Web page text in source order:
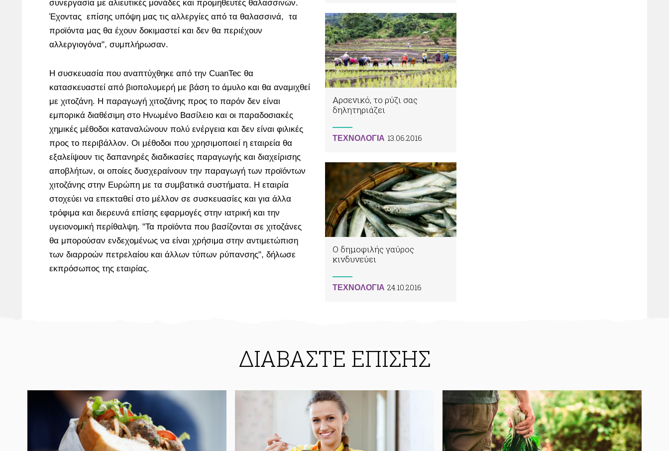
συνεργασία με αλιευτικές μονάδες και προμηθευτές θαλασσινών.
Έχοντας επίσης υπόψη μας τις αλλεργίες από τα θαλασσινά, τα
προϊόντα μας θα έχουν δοκιμαστεί και δεν θα περιέχουν
αλλεργιογόνα", συμπλήρωσαν.
Η συσκευασία που αναπτύχθηκε από την CuanTec θα
κατασκευαστεί από βιοπολυμερή με βάση το άμυλο και θα αναμιχθεί
με χιτοζάνη. Η παραγωγή χιτοζάνης προς το παρόν δεν είναι
εμπορικά διαθέσιμη στο Ηνωμένο Βασίλειο και οι παραδοσιακές
χημικές μέθοδοι καταναλώνουν πολύ ενέργεια και δεν είναι φιλικές
προς το περιβάλλον. Οι μέθοδοι που χρησιμοποιεί η εταιρεία θα
εξαλείψουν τις δαπανηρές διαδικασίες παραγωγής και διαχείρισης
αποβλήτων, οι οποίες δυσχεραίνουν την παραγωγή των προϊόντων
χιτοζάνης στην Ευρώπη με τα συμβατικά συστήματα. Η εταιρία
στοχεύει να επεκταθεί στο μέλλον σε συσκευασίες και για άλλα
τρόφιμα και διερευνά επίσης εφαρμογές στην ιατρική και την
υγειονομική περίθαλψη. "Τα προϊόντα που βασίζονται σε χιτοζάνες
θα μπορούσαν ενδεχομένως να είναι χρήσιμα στην αντιμετώπιση
των διαρροών πετρελαίου και άλλων τύπων ρύπανσης", δήλωσε
εκπρόσωπος της εταιρίας.
Αρσενικό, το ρύζι σας
δηλητηριάζει
ΤΕΧΝΟΛΟΓΙΑ 13.06.2016
Ο δημοφιλής γαύρος
κινδυνεύει
ΤΕΧΝΟΛΟΓΙΑ 24.10.2016
ΔΙΑΒΑΣΤΕ ΕΠΙΣΗΣ